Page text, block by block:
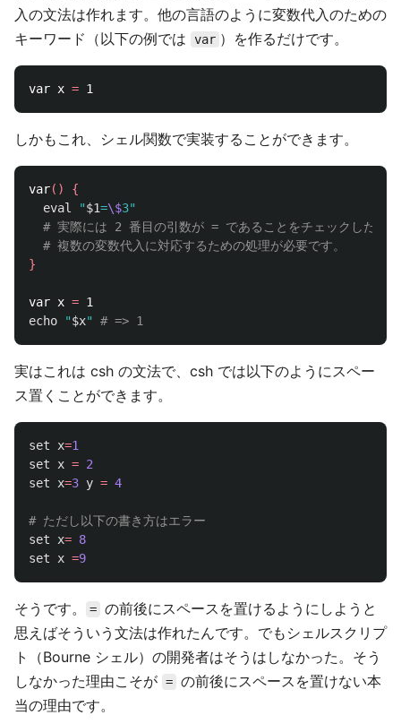
入の文法は作れます。他の言語のように変数代入のための
キーワード（以下の例では
var ）を作るだけです。
var x =
しかもこれ、シェル関数で実装することができます。
var()
{
eval
"$1=\$3"
# 実際には 2 番目の引数が = であることをチェックしたり
# 複数の変数代入に対応するための処理が必要です。
}
var x =
echo
"$x" # => 1
実はこれは csh の文法で、csh では以下のようにスペー
ス置くことができます。
set x=1
set
x = 2
set
x=3 y = 4
set
x= 8
set
x =9
そうです。 = の前後にスペースを置けるようにしようと
思えばそういう文法は作れたんです。でもシェルスクリプ
ト（Bourne シェル）の開発者はそうはしなかった。そう
しなかった理由こそが = の前後にスペースを置けない本
当の理由です。